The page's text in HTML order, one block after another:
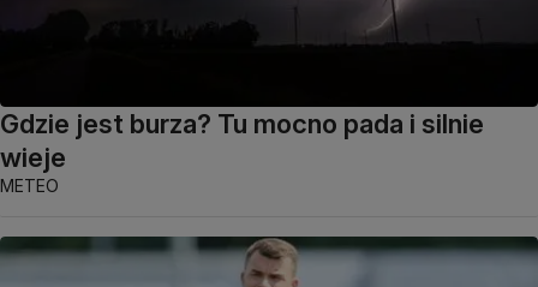
Gdzie jest burza? Tu mocno pada i silnie
wieje
METEO